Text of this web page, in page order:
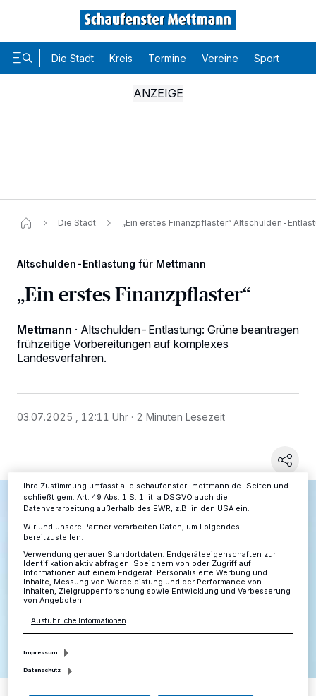
Die Stadt Kreis Termine Vereine Sport
Die Stadt „Ein erstes Finanzpflaster“ Altschulden-
Altschulden-Entlastung für Mettmann
„Ein erstes Finanzpflaster“
Mettmann · Altschulden-Entlastung: Grüne beantragen
frühzeitige Vorbereitungen auf komplexes
Landesverfahren.
03.07.2025 , 12:11 Uhr 2 Minuten Lesezeit
Wir und unsere218-Partner speichern und greifen auf
personenbezogene Daten wie Browserdaten oder eindeutige
Anzeigen möglicherweise nicht mehr so relevant für Sie. Sie können
dieses Menü jederzeit wieder aufrufen, um Ihre Einstellungen zu
Ihre Zustimmung umfasst alle schaufenster-mettmann.de-Seiten und
schließt gem. Art. 49 Abs. 1 S. 1 lit. a DSGVO auch die
Datenverarbeitung außerhalb des EWR, z.B. in den USA ein.
Wir und unsere Partner verarbeiten Daten, um Folgendes
bereitzustellen:
Verwendung genauer Standortdaten. Endgeräteeigenschaften zur
Identifikation aktiv abfragen. Speichern von oder Zugriff auf
Informationen auf einem Endgerät. Personalisierte Werbung und
Inhalte, Messung von Werbeleistung und der Performance von
Inhalten, Zielgruppenforschung sowie Entwicklung und Verbesserung
von Angeboten.
Ausführliche Informationen
Impressum
Datenschutz